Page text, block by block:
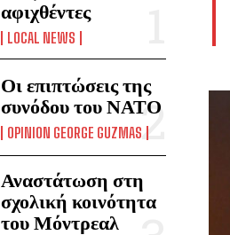
αφιχθέντες
LOCAL NEWS
Οι επιπτώσεις της
συνόδου του ΝΑΤΟ
OPINION GEORGE GUZMAS
Αναστάτωση στη
σχολική κοινότητα
του Μόντρεαλ